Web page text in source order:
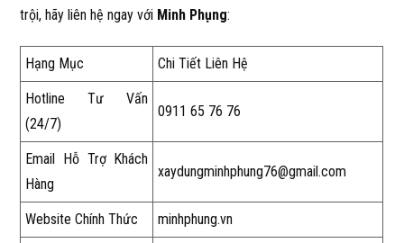
trội, hãy liên hệ ngay với Minh Phụng:
Hạng Mục Chi Tiết Liên Hệ
Hotline Tư Vấn
(24/7)
0911 65 76 76
Email Hỗ Trợ Khách
Hàng
xaydungminhphung76@gmail.com
Website Chính Thức minhphung.vn